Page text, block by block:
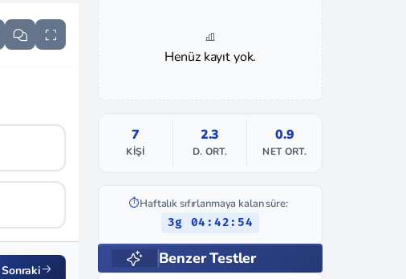
Sonraki
Henüz kayıt yok.
7
KIŞI
2.3
D. ORT.
0.9
NET ORT.
⏱️Haftalık sıfırlanmaya kalan süre:
3g 04:42:53
Benzer Testler